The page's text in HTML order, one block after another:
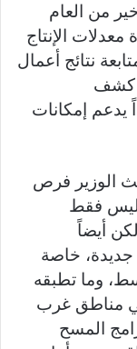
من العام
الإنتاج
نتائج أعمال
كشف
يدعم إمكانات
الوزير فرص
ليس فقط
أيضاً
خاصة
وما تطبقه
في مناطق غرب
المسح